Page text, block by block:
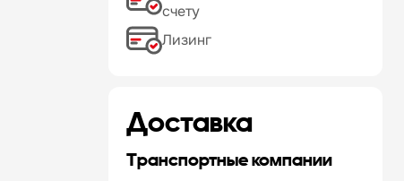
счету
Лизинг
Доставка
Транспортные компании